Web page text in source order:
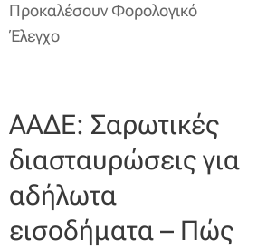
Προκαλέσουν Φορολογικό
Έλεγχο
ΑΑΔΕ: Σαρωτικές
διασταυρώσεις για
αδήλωτα
εισοδήματα – Πώς